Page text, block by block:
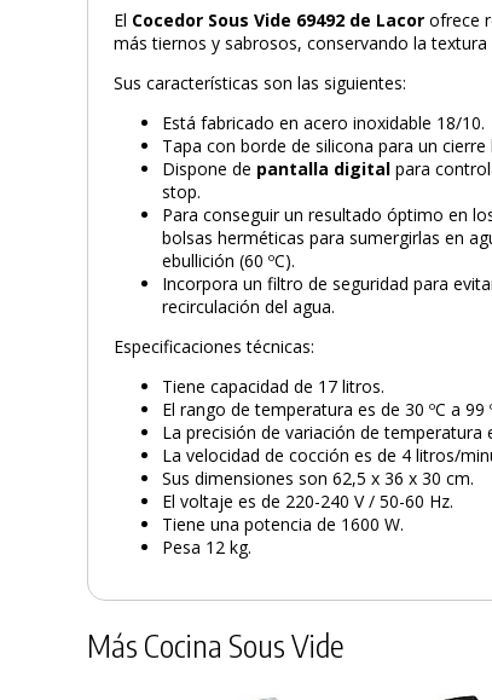
El Cocedor Sous Vide 69492 de Lacor ofrece
más tiernos y sabrosos, conservando la textura
Sus características son las siguientes:
Está fabricado en acero inoxidable 18/10.
Tapa con borde de silicona para un cierre
Dispone de pantalla digitalpara
stop.
Para conseguir un resultado óptimo en
bolsas herméticas para sumergirlas en
ebullición (60 ºC).
Incorpora un filtro de seguridad para
recirculación del agua.
Especificaciones técnicas:
Tiene capacidad de 17 litros.
El rango de temperatura es de 30 ºC a 99
La precisión de variación de temperatura
La velocidad de cocción es de 4 litros/
Sus dimensiones son 62,5 x 36 x 30 cm.
El voltaje es de 220-240 V / 50-60 Hz.
Tiene una potencia de 1600 W.
Pesa 12 kg.
Más Cocina Sous Vide